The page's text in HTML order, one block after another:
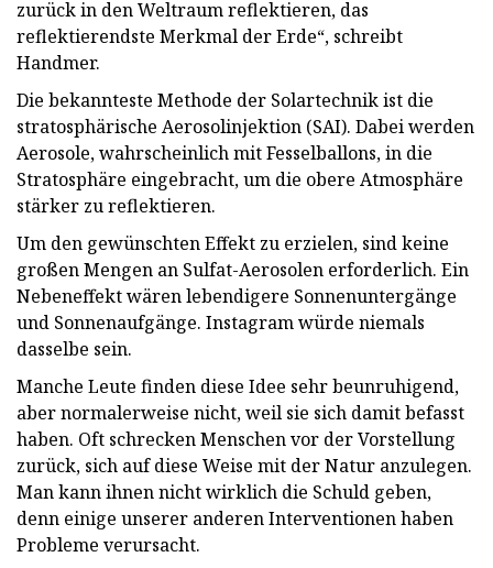
zurück in den Weltraum reflektieren, das
reflektierendste Merkmal der Erde“, schreibt
Handmer.
Die bekannteste Methode der Solartechnik ist die
stratosphärische Aerosolinjektion (SAI). Dabei werden
Aerosole, wahrscheinlich mit Fesselballons, in die
Stratosphäre eingebracht, um die obere Atmosphäre
stärker zu reflektieren.
Um den gewünschten Effekt zu erzielen, sind keine
großen Mengen an Sulfat-Aerosolen erforderlich. Ein
Nebeneffekt wären lebendigere Sonnenuntergänge
und Sonnenaufgänge. Instagram würde niemals
dasselbe sein.
Manche Leute finden diese Idee sehr beunruhigend,
aber normalerweise nicht, weil sie sich damit befasst
haben. Oft schrecken Menschen vor der Vorstellung
zurück, sich auf diese Weise mit der Natur anzulegen.
Man kann ihnen nicht wirklich die Schuld geben,
denn einige unserer anderen Interventionen haben
Probleme verursacht.